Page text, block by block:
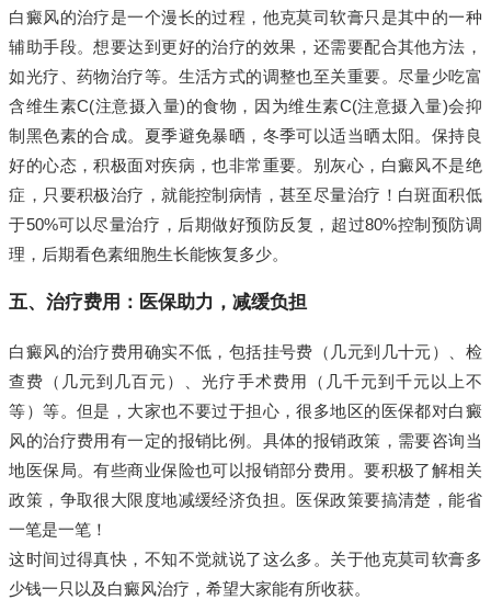
白癜风的治疗是一个漫长的过程，他克莫司软膏只是其中的一种
辅助手段。想要达到更好的治疗的效果，还需要配合其他方法，
如光疗、药物治疗等。生活方式的调整也至关重要。尽量少吃富
含维生素C(注意摄入量)的食物，因为维生素C(注意摄入量)会抑
制黑色素的合成。夏季避免暴晒，冬季可以适当晒太阳。保持良
好的心态，积极面对疾病，也非常重要。别灰心，白癜风不是绝
症，只要积极治疗，就能控制病情，甚至尽量治疗！白斑面积低
于50%可以尽量治疗，后期做好预防反复，超过80%控制预防调
理，后期看色素细胞生长能恢复多少。
五、治疗费用：医保助力，减缓负担
白癜风的治疗费用确实不低，包括挂号费（几元到几十元）、检
查费（几元到几百元）、光疗手术费用（几千元到千元以上不
等）等。但是，大家也不要过于担心，很多地区的医保都对白癜
风的治疗费用有一定的报销比例。具体的报销政策，需要咨询当
地医保局。有些商业保险也可以报销部分费用。要积极了解相关
政策，争取很大限度地减缓经济负担。医保政策要搞清楚，能省
一笔是一笔！
这时间过得真快，不知不觉就说了这么多。关于他克莫司软膏多
少钱一只以及白癜风治疗，希望大家能有所收获。